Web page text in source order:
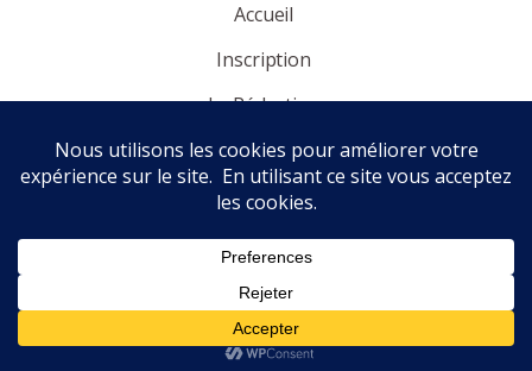
Accueil
Inscription
La Rédaction
Panorama